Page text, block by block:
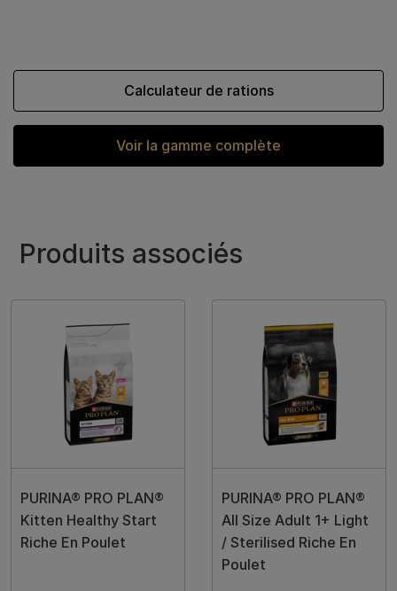
Voir la gamme complète
Calculateur de rations
Produits associés
PURINA® PRO PLAN®
Kitten Healthy Start
Riche En Poulet
PURINA® PRO PLAN®
All Size Adult 1+ Light
/ Sterilised Riche En
Poulet